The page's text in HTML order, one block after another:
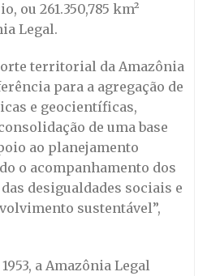
ou 261.350,785 km²
Legal.
territorial da Amazônia
para a agregação de
e geocientíficas,
de uma base
ao planejamento
o acompanhamento dos
desigualdades sociais e
sustentável”,
a Amazônia Legal